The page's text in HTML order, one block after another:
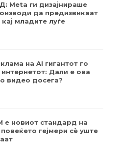
Meta ги дизајнираше
да предизвикаат
кај младите луѓе
на AI гигантот го
Дали е ова
видео досега?
е новиот стандард на
гејмери ​​сè уште